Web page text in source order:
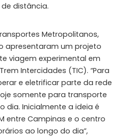
distância.
Metropolitanos,
apresentaram um projeto
viagem experimental em
Intercidades (TIC). “Para
e eletrificar parte da rede
somente para transporte
dia. Inicialmente a ideia é
entre Campinas e o centro
ao longo do dia”,